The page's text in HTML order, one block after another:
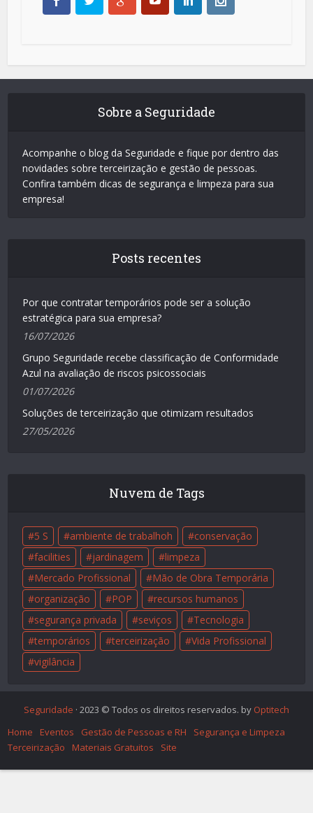
Sobre a Seguridade
Acompanhe o blog da Seguridade e fique por dentro das
novidades sobre terceirização e gestão de pessoas.
Confira também dicas de segurança e limpeza para sua
empresa!
Posts recentes
Por que contratar temporários pode ser a solução
estratégica para sua empresa?
16/07/2026
Grupo Seguridade recebe classificação de Conformidade
Azul na avaliação de riscos psicossociais
01/07/2026
Soluções de terceirização que otimizam resultados
27/05/2026
Nuvem de Tags
5 S ambiente de trabalhoh
conservação
facilities
jardinagem
limpeza
Mercado Profissional
Mão de Obra Temporária
organização
POP
recursos humanos
segurança privada
seviços
Tecnologia
temporários
terceirização
Vida Profissional
vigilância
Seguridade · 2023 © Todos os direitos reservados. by Optitech
Home
Eventos Gestão de Pessoas e RH
Segurança e Limpeza
Terceirização
Materiais Gratuitos Site